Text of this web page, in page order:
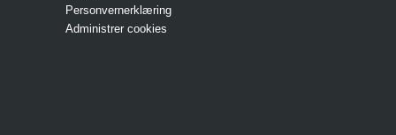
Personvernerklæring
Administrer cookies